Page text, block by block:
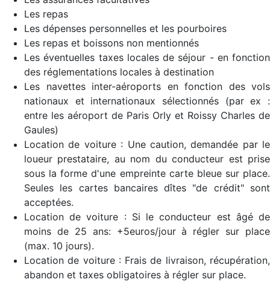
Les repas
Les dépenses personnelles et les pourboires
Les repas et boissons non mentionnés
Les éventuelles taxes locales de séjour - en fonction
des réglementations locales à destination
Les navettes inter-aéroports en fonction des vols
nationaux et internationaux sélectionnés (par ex :
entre les aéroport de Paris Orly et Roissy Charles de
Gaules)
Location de voiture : Une caution, demandée par le
loueur prestataire, au nom du conducteur est prise
sous la forme d'une empreinte carte bleue sur place.
Seules les cartes bancaires dîtes "de crédit" sont
acceptées.
Location de voiture : Si le conducteur est âgé de
moins de 25 ans: +5euros/jour à régler sur place
(max. 10 jours).
Location de voiture : Frais de livraison, récupération,
abandon et taxes obligatoires à régler sur place.